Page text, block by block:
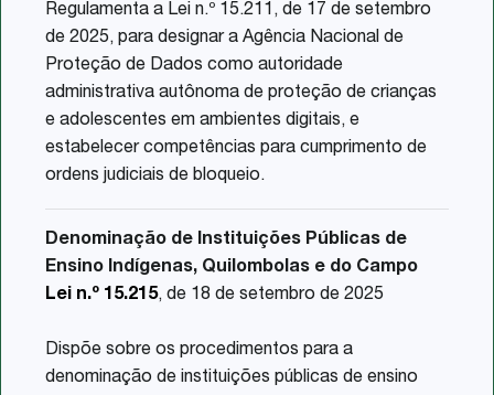
Regulamenta a Lei n.º 15.211, de 17 de setembro
de 2025, para designar a Agência Nacional de
Proteção de Dados como autoridade
administrativa autônoma de proteção de crianças
e adolescentes em ambientes digitais, e
estabelecer competências para cumprimento de
ordens judiciais de bloqueio.
Denominação de Instituições Públicas de
Ensino Indígenas, Quilombolas e do Campo
Lei n.º 15.215, de 18 de setembro de 2025
Dispõe sobre os procedimentos para a
denominação de instituições públicas de ensino